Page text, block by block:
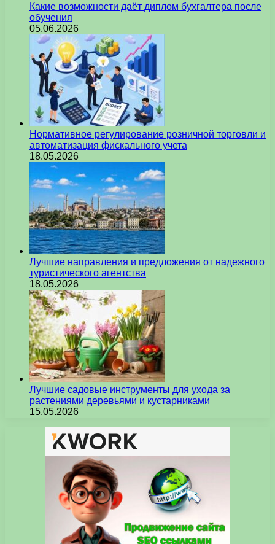
Какие возможности даёт диплом бухгалтера после
обучения
05.06.2026
Нормативное регулирование розничной торговли и
автоматизация фискального учета
18.05.2026
Лучшие направления и предложения от надежного
туристического агентства
18.05.2026
Лучшие садовые инструменты для ухода за
растениями деревьями и кустарниками
15.05.2026